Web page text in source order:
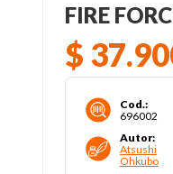
FIRE
$ 37.
Cod.:
696002
Autor:
Atsushi
Ohkubo